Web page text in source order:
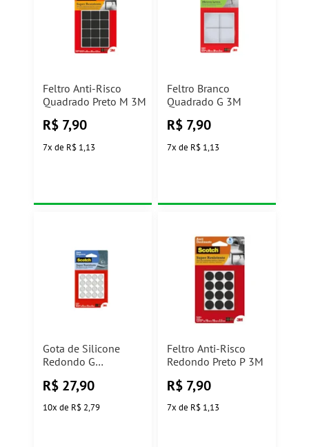
Feltro Anti-Risco
Quadrado Preto M 3M
R$ 7,90
7x de R$ 1,13
Feltro Branco
Quadrado G 3M
R$ 7,90
7x de R$ 1,13
Gota de Silicone
Redondo G
R$ 27,90
10x de R$ 2,79
Feltro Anti-Risco
Redondo Preto P 3M
R$ 7,90
7x de R$ 1,13